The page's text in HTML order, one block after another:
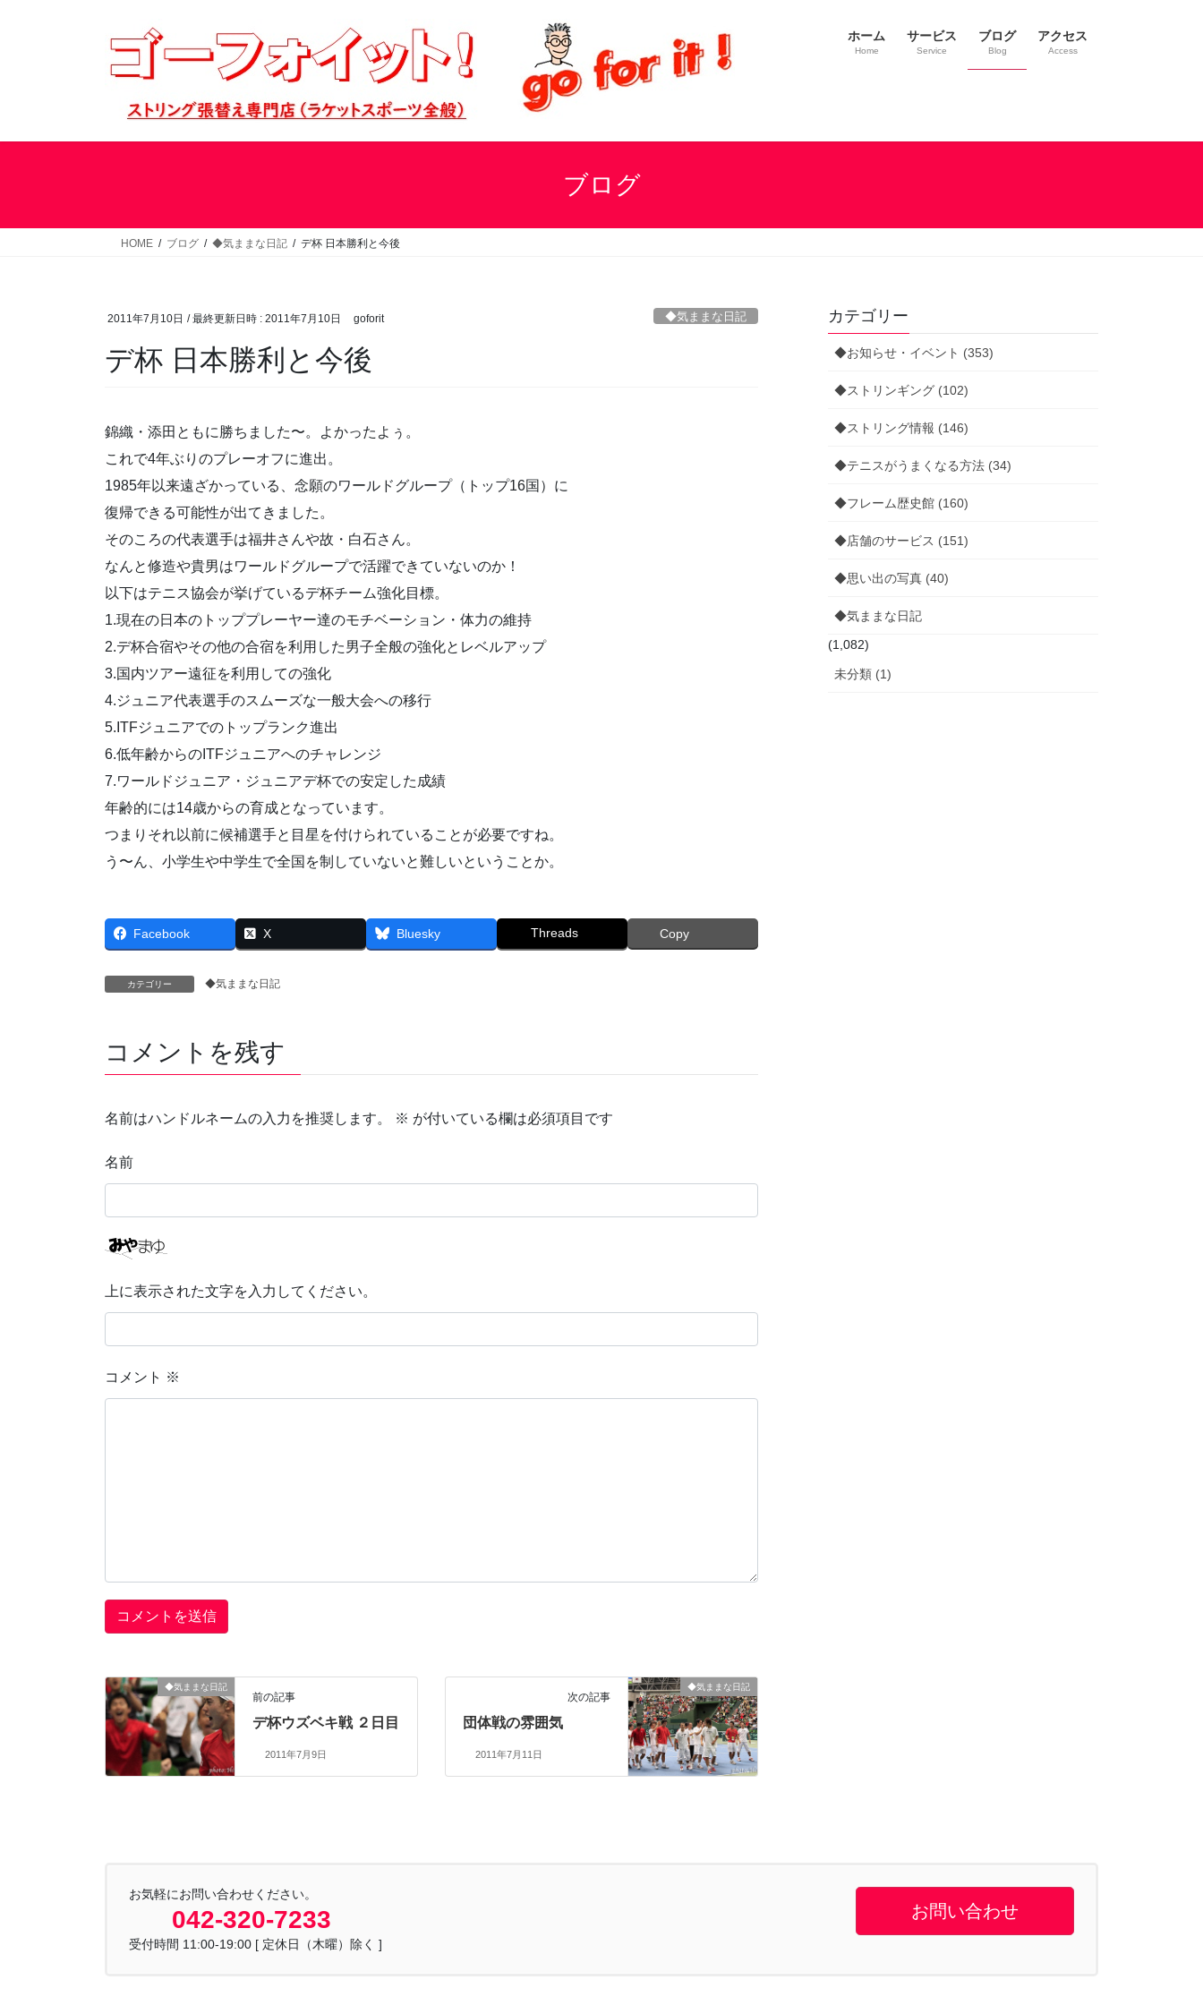
ス
ン
ホーム
Home
サービス
Service
ブログ
Blog
アクセス
Access
ブログ
HOME ブログ ◆気ままな日記 デ杯 日本勝利と今後
2011年7月10日 / 最終更新日時 : 2011年7月10日 goforit ◆気ままな日記
デ杯 日本勝利と今後
錦織・添田ともに勝ちました〜。よかったよぅ。
これで4年ぶりのプレーオフに進出。
1985年以来遠ざかっている、念願のワールドグループ（トップ16国）に
復帰できる可能性が出てきました。
そのころの代表選手は福井さんや故・白石さん。
なんと修造や貴男はワールドグループで活躍できていないのか！
以下はテニス協会が挙げているデ杯チーム強化目標。
1.現在の日本のトッププレーヤー達のモチベーション・体力の維持
2.デ杯合宿やその他の合宿を利用した男子全般の強化とレベルアップ
3.国内ツアー遠征を利用しての強化
4.ジュニア代表選手のスムーズな一般大会への移行
5.ITFジュニアでのトップランク進出
6.低年齢からのITFジュニアへのチャレンジ
7.ワールドジュニア・ジュニアデ杯での安定した成績
年齢的には14歳からの育成となっています。
つまりそれ以前に候補選手と目星を付けられていることが必要ですね。
う〜ん、小学生や中学生で全国を制していないと難しいということか。
Facebook X Bluesky Threads Copy
カテゴリー ◆気ままな日記
コメントを残す
名前はハンドルネームの入力を推奨します。 ※ が付いている欄は必須項目です
名前
上に表示された文字を入力してください。
コメント ※
◆気ままな日記
前の記事
デ杯ウズベキ戦 ２日目
2011年7月9日
◆気ままな日記
次の記事
団体戦の雰囲気
2011年7月11日
カテゴリー
◆お知らせ・イベント (353)
◆ストリンギング (102)
◆ストリング情報 (146)
◆テニスがうまくなる方法 (34)
◆フレーム歴史館 (160)
◆店舗のサービス (151)
◆思い出の写真 (40)
◆気ままな日記
(1,082)
未分類 (1)
お気軽にお問い合わせください。
042-320-7233
受付時間 11:00-19:00 [ 定休日（木曜）除く ]
お問い合わせ